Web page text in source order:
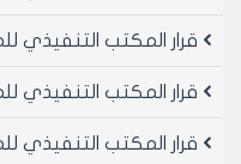
تلك الأنظمة ، وعدم
الأحمر لمدة 15
قرار المكتب التنفيذي للمدينة
قرار المكتب التنفيذي للمدينة
قرار المكتب التنفيذي للمدينة